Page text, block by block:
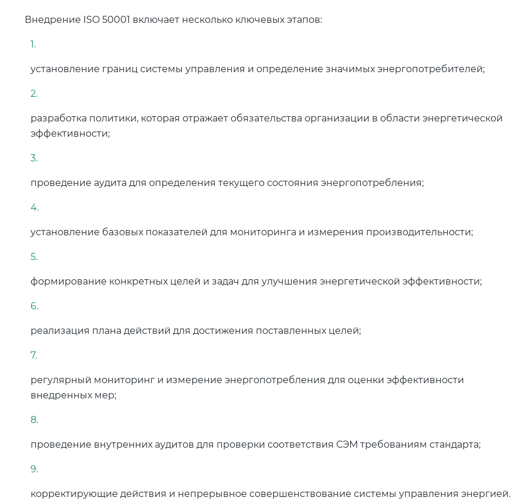
Внедрение ISO 50001 включает несколько ключевых этапов:
установление границ системы управления и определение значимых энергопотребителей;
разработка политики, которая отражает обязательства организации в области энергетической
эффективности;
проведение аудита для определения текущего состояния энергопотребления;
установление базовых показателей для мониторинга и измерения производительности;
формирование конкретных целей и задач для улучшения энергетической эффективности;
реализация плана действий для достижения поставленных целей;
регулярный мониторинг и измерение энергопотребления для оценки эффективности
внедренных мер;
проведение внутренних аудитов для проверки соответствия СЭМ требованиям стандарта;
корректирующие действия и непрерывное совершенствование системы управления энергией.